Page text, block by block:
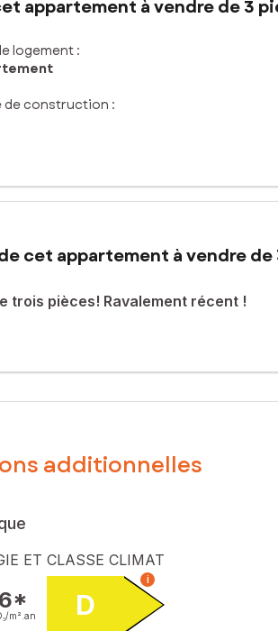
appartement à vendre de 3
logement :
de construction :
cet appartement à vendre de
trois pièces! Ravalement récent !
recherchée de CHILLY MAZARIN, cet
d'un ravalement très récemment !
au 06.47.23.44.34, 7 jours sur 7, de 9h
citée à l'article L. 721-1 du code de
000 €
vendeur
SAFTI : Noémie SIMONEL, Tél. :
additionnelles
ET CLASSE CLIMAT
m². an D
i